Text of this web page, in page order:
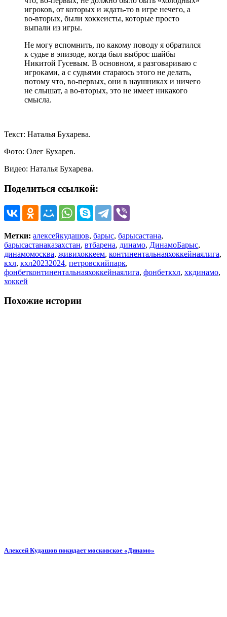
игроков, от которых и ждать-то в игре нечего, а
во-вторых, были хоккеисты, которые просто
выпали из игры.
Не могу вспомнить, по какому поводу я обратился
к судье в эпизоде, когда был выброс шайбы
Никитой Гусевым. В основном, я разговариваю с
игроками, а с судьями стараюсь этого не делать,
потому что, во-первых, они в наушниках и ничего
не слышат, а во-вторых, это не имеет никакого
смысла.
Текст: Наталья Бухарева.
Фото: Олег Бухарев.
Видео: Наталья Бухарева.
Поделиться ссылкой:
Метки: алексейкудашов, барыс, барысастана,
барысастанаказахстан, втбарена, динамо, ДинамоБарыс,
динамомосква, живихоккеем, континентальнаяхоккейнаялига,
кхл, кхл20232024, петровскийпарк,
фонбетконтинентальнаяхоккейнаялига, фонбеткхл, хкдинамо,
хоккей
Похожие истории
Алексей Кудашов покидает московское «Динамо»